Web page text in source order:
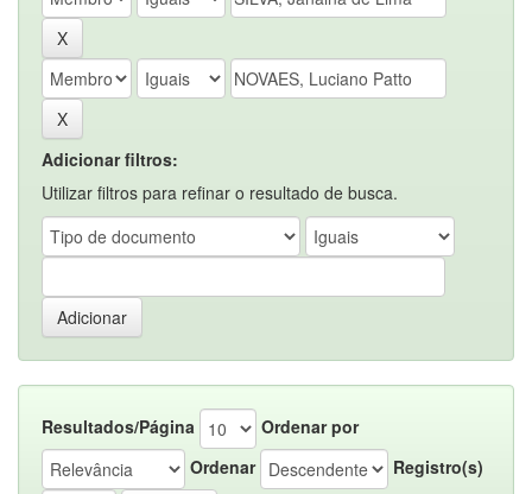
Adicionar filtros:
Utilizar filtros para refinar o resultado de busca.
Resultados/Página
Ordenar por
Ordenar
Registro(s)